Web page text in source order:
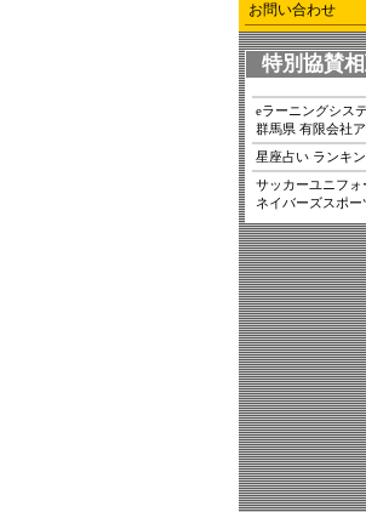
お問い合わせ
特別協賛
eラーニングシス
群馬県 有限会社
星座占い ランキ
サッカーユニフ
ネイバーズスポー